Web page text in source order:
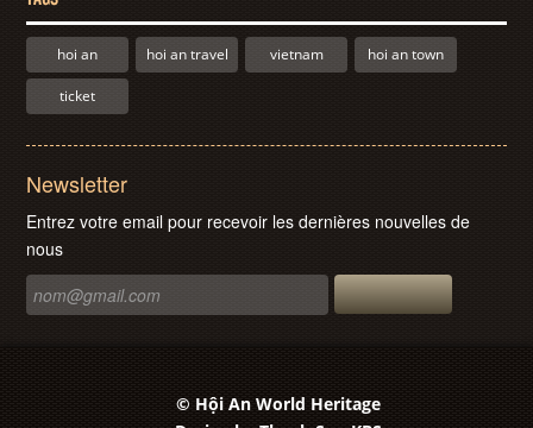
hoi an hoi an travel vietnam hoi an town
ticket
Newsletter
Entrez votre email pour recevoir les dernières nouvelles de
nous
© Hội An World Heritage